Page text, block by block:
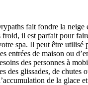
fait fondre la neige
froid, il est parfait pour
spa. Il peut être utilisé
entrées de maison ou
des personnes à
des glissades, de chutes
de la glace